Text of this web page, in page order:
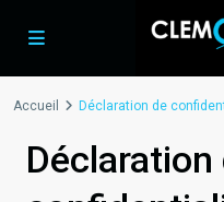
Accueil Déclaration de
Déclaration